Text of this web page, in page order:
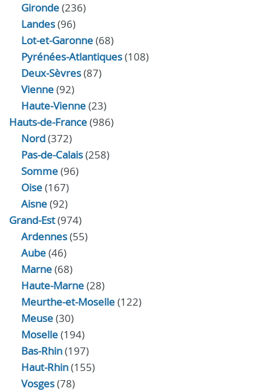
Gironde(236)
Landes(96)
Lot-et-Garonne(68)
Pyrénées-Atlantiques(108)
Deux-Sèvres(87)
Vienne(92)
Haute-Vienne(23)
Hauts-de-France(986)
Nord(372)
Pas-de-Calais(258)
Somme(96)
Oise(167)
Aisne(92)
Grand-Est(974)
Ardennes(55)
Aube(46)
Marne(68)
Haute-Marne(28)
Meurthe-et-Moselle(122)
Meuse(30)
Moselle(194)
Bas-Rhin(197)
Haut-Rhin(155)
Vosges(78)